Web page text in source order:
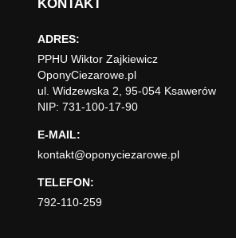
KONTAKT
ADRES:
PPHU Wiktor Zajkiewicz
OponyCiezarowe.pl
ul. Widzewska 2, 95-054 Ksawerów
NIP: 731-100-17-90
E-MAIL:
kontakt@oponyciezarowe.pl
TELEFON:
792-110-259